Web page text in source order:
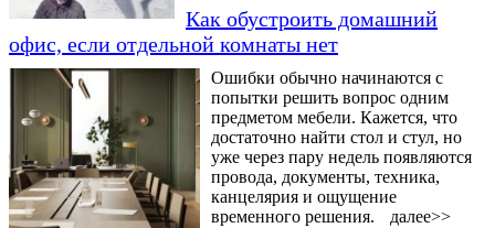
Как обустроить домашний
офис, если отдельной комнаты нет
Ошибки обычно начинаются с
попытки решить вопрос одним
предметом мебели. Кажется, что
достаточно найти стол и стул, но
уже через пару недель появляются
провода, документы, техника,
канцелярия и ощущение
временного решения.
далее>>